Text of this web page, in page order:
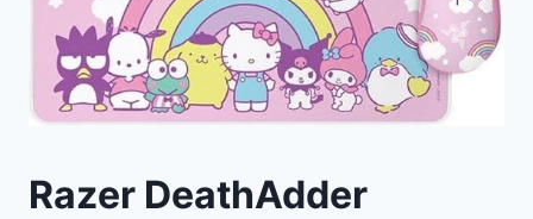
Razer DeathAdder